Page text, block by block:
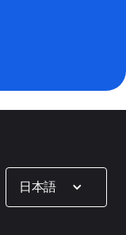
日本語
Show options